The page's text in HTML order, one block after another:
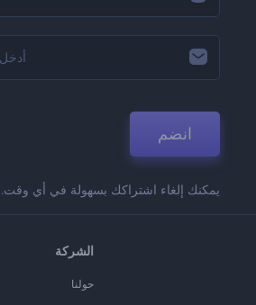
انضم
يمكنك إلغاء اشتراكك بسهولة في أي وقت.
الشركة
حولنا